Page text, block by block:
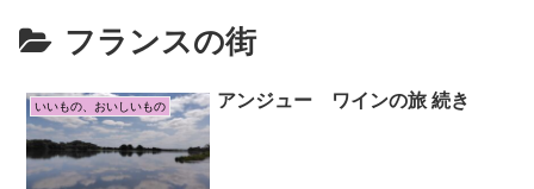
フランスの街
いいもの、おいしいもの アンジュー ワインの旅 続き